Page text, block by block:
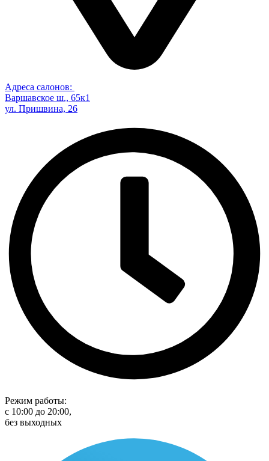
Адреса салонов:
Варшавское ш., 65к1
ул. Пришвина, 26
Режим работы:
с 10:00 до 20:00,
без выходных